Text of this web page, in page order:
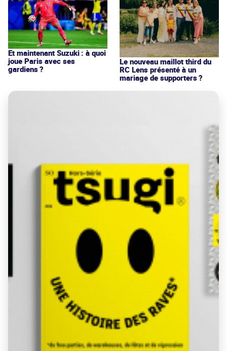
Et maintenant Suzuki : à quoi
joue Paris avec ses
gardiens ?
Le nouveau maillot third du
RC Lens présenté à un
mariage de supporters ?